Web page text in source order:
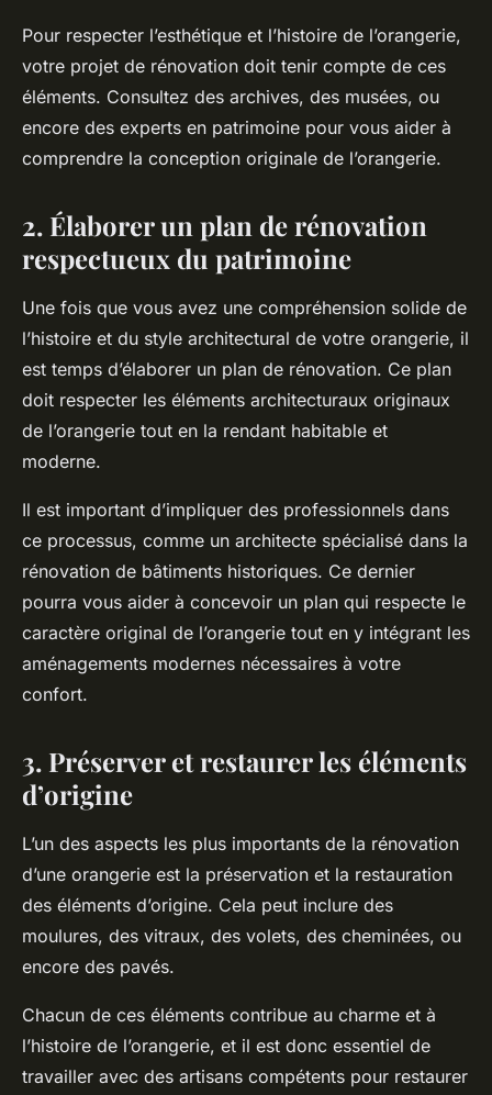
Pour respecter l’esthétique et l’histoire de l’orangerie,
votre projet de rénovation doit tenir compte de ces
éléments. Consultez des archives, des musées, ou
encore des experts en patrimoine pour vous aider à
comprendre la conception originale de l’orangerie.
2. Élaborer un plan de rénovation
respectueux du patrimoine
Une fois que vous avez une compréhension solide de
l’histoire et du style architectural de votre orangerie, il
est temps d’élaborer un plan de rénovation. Ce plan
doit respecter les éléments architecturaux originaux
de l’orangerie tout en la rendant habitable et
moderne.
Il est important d’impliquer des professionnels dans
ce processus, comme un architecte spécialisé dans la
rénovation de bâtiments historiques. Ce dernier
pourra vous aider à concevoir un plan qui respecte le
caractère original de l’orangerie tout en y intégrant les
aménagements modernes nécessaires à votre
confort.
3. Préserver et restaurer les éléments
d’origine
L’un des aspects les plus importants de la rénovation
d’une orangerie est la préservation et la restauration
des éléments d’origine. Cela peut inclure des
moulures, des vitraux, des volets, des cheminées, ou
encore des pavés.
Chacun de ces éléments contribue au charme et à
l’histoire de l’orangerie, et il est donc essentiel de
travailler avec des artisans compétents pour restaurer